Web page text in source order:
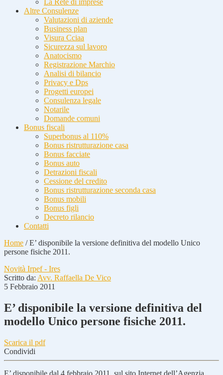
La Rete di imprese
Altre Consulenze
Valutazioni di aziende
Business plan
Visura Cciaa
Sicurezza sul lavoro
Anatocismo
Registrazione Marchio
Analisi di bilancio
Privacy e Dps
Progetti europei
Consulenza legale
Notarile
Domande comuni
Bonus fiscali
Superbonus al 110%
Bonus ristrutturazione casa
Bonus facciate
Bonus auto
Detrazioni fiscali
Cessione del credito
Bonus ristrutturazione seconda casa
Bonus mobili
Bonus figli
Decreto rilancio
Contatti
Home /E’ disponibile la versione definitiva del modello Unico
persone fisiche 2011.
Novità Irpef - Ires
Scritto da: Avv. Raffaella De Vico
5 Febbraio 2011
E’ disponibile la versione definitiva del
modello Unico persone fisiche 2011.
Scarica il pdf
Condividi
E’ disponibile dal 4 febbraio 2011, sul sito Internet dell’Agenzia